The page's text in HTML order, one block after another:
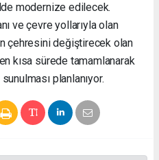
modernize edilecek.
ve çevre yollarıyla olan
çehresini değiştirecek olan
kısa sürede tamamlanarak
planlanıyor.